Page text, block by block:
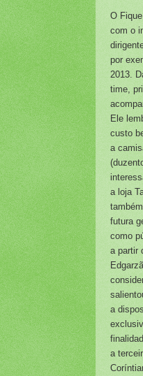
O
com o
por
2013.
time,
Ele
custo
a
a loja
futura
como
a partir
a
a